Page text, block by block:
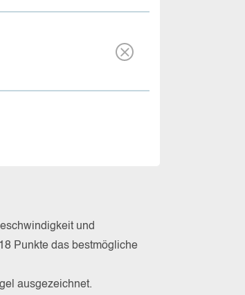
und
Punkte das bestmögliche
ausgezeichnet.